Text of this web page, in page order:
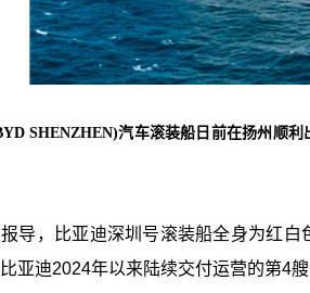
SHENZHEN)汽车滚装船日前在扬州顺
导，比亚迪深圳号滚装船全身为红白
亚迪2024年以来陆续交付运营的第4艘